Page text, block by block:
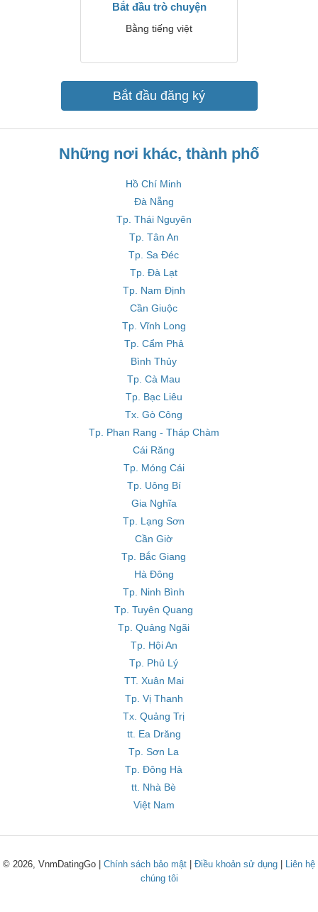
Bắt đầu trò chuyện
Bằng tiếng việt
Bắt đầu đăng ký
Những nơi khác, thành phố
Hồ Chí Minh
Đà Nẵng
Tp. Thái Nguyên
Tp. Tân An
Tp. Sa Đéc
Tp. Đà Lạt
Tp. Nam Định
Cần Giuộc
Tp. Vĩnh Long
Tp. Cẩm Phả
Bình Thủy
Tp. Cà Mau
Tp. Bạc Liêu
Tx. Gò Công
Tp. Phan Rang - Tháp Chàm
Cái Răng
Tp. Móng Cái
Tp. Uông Bí
Gia Nghĩa
Tp. Lạng Sơn
Cần Giờ
Tp. Bắc Giang
Hà Đông
Tp. Ninh Bình
Tp. Tuyên Quang
Tp. Quảng Ngãi
Tp. Hội An
Tp. Phủ Lý
TT. Xuân Mai
Tp. Vị Thanh
Tx. Quảng Trị
tt. Ea Drăng
Tp. Sơn La
Tp. Đông Hà
tt. Nhà Bè
Việt Nam
© 2026, VnmDatingGo | Chính sách bảo mật Điều khoản sử dụng
Liên hệ
chúng tôi